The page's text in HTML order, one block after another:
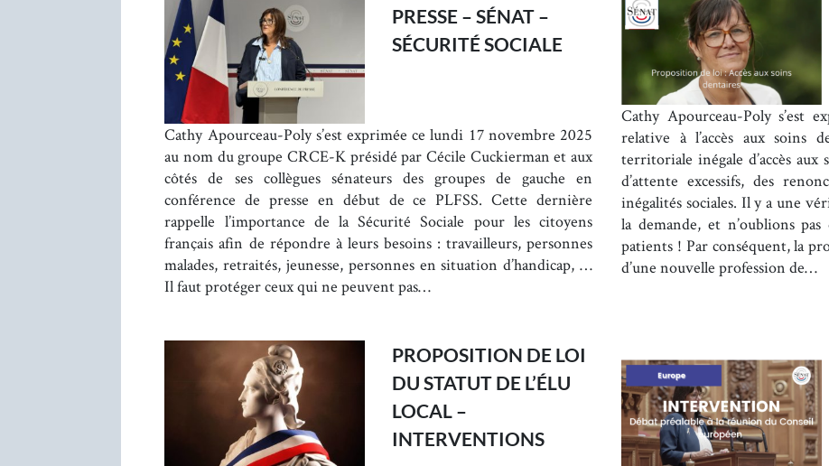
PRESSE – SÉNAT –
SÉCURITÉ SOCIALE
Cathy Apourceau-Poly s’est exprimée ce lundi 17 novembre 2025
au nom du groupe CRCE-K présidé par Cécile Cuckierman et aux
côtés de ses collègues sénateurs des groupes de gauche en
conférence de presse en début de ce PLFSS. Cette dernière
rappelle l’importance de la Sécurité Sociale pour les citoyens
français afin de répondre à leurs besoins : travailleurs, personnes
malades, retraités, jeunesse, personnes en situation d’handicap, …
Il faut protéger ceux qui ne peuvent pas…
Cathy Apourceau-Poly s’est
relative à l’accès aux soins
territoriale inégale d’accès
d’attente excessifs, des
inégalités sociales. Il y a une
la demande, et n’oublions
patients ! Par conséquent, la
d’une nouvelle profession de…
PROPOSITION DE LOI
DU STATUT DE L’ÉLU
LOCAL –
INTERVENTIONS